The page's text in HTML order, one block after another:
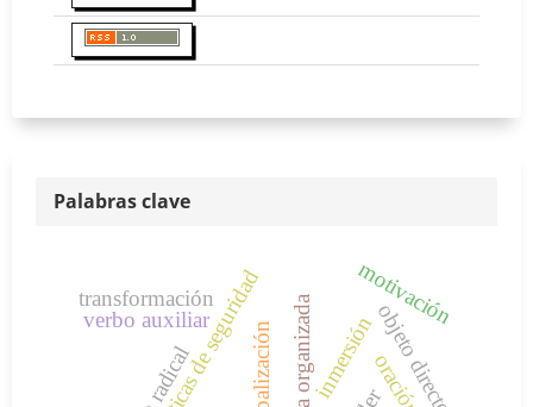
Palabras clave
.
políticas de seguridad
verbo auxiliar objeto directo
transformación
globalización
motivación
inmersión